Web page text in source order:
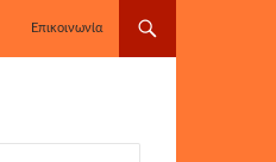
Επικοινωνία